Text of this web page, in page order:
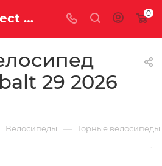
Купить Aspect Cobalt 29 2026 Серый за рублей, а со скидкой 0
29 2026
Велосипеды — Горные велосипеды